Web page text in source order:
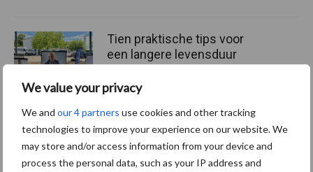
We value your privacy
We and our 4 partners use cookies and other tracking
technologies to improve your experience on our website. We
may store and/or access information from your device and
process the personal data, such as your IP address and
Tien praktische tips voor
een langere levensduur
“Vraag naar praktische
hygieneoplossingen is in
Polen groter dan ooit”